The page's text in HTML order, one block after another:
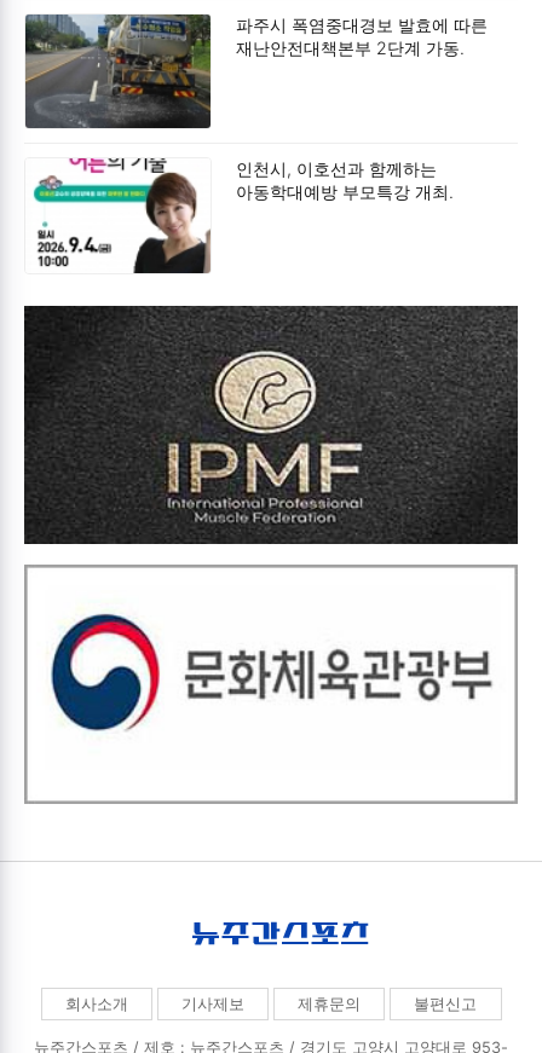
파주시 폭염중대경보 발효에 따른
재난안전대책본부 2단계 가동.
인천시, 이호선과 함께하는
아동학대예방 부모특강 개최.
회사소개 기사제보 제휴문의 불편신고
뉴주간스포츠 / 제호 : 뉴주간스포츠 / 경기도 고양시 고양대로 953-